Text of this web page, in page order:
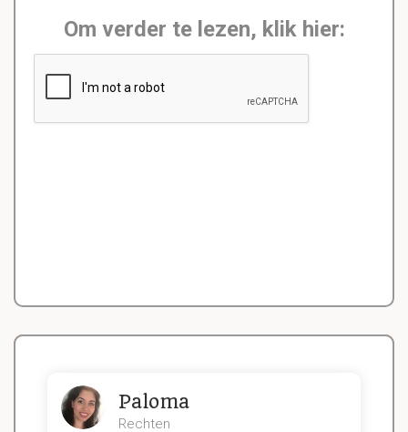
Om verder te lezen, klik hier:
Paloma
Rechten